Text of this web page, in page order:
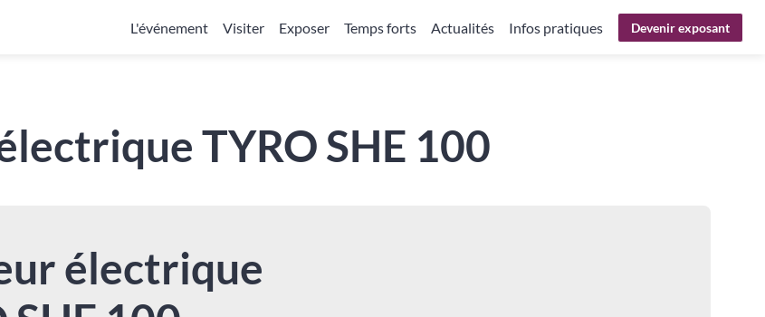
L'événement Visiter Exposer Temps forts Actualités Infos pratiques Devenir exposant
TYRO SHE 100
électrique